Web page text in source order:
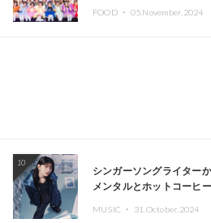
FOOD ・ 05.November.2024
10
シンガーソングライター
メンタルとホットコーヒ
MUSIC ・ 31.October.2024